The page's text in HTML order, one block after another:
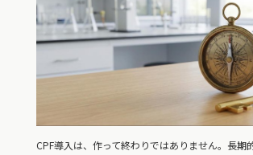
CPF導入は、作って終わりではありません。長期